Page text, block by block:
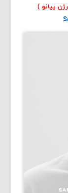
پیانو )